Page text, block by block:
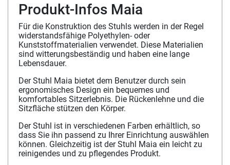
Produkt-Infos Maia
Für die Konstruktion des Stuhls werden in der Regel
widerstandsfähige Polyethylen- oder
Kunststoffmaterialien verwendet. Diese Materialien
sind witterungsbeständig und haben eine lange
Lebensdauer.
Der Stuhl Maia bietet dem Benutzer durch sein
ergonomisches Design ein bequemes und
komfortables Sitzerlebnis. Die Rückenlehne und die
Sitzfläche stützen den Körper.
Der Stuhl ist in verschiedenen Farben erhältlich, so
dass Sie ihn passend zu Ihrer Einrichtung auswählen
können. Gleichzeitig ist der Stuhl Maia ein leicht zu
reinigendes und zu pflegendes Produkt.